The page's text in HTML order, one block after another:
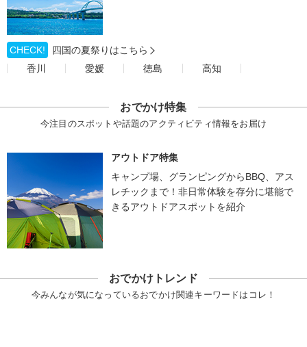
CHECK!
四国の夏祭りはこちら
香川
愛媛 徳島 高知
おでかけ特集
今注目のスポットや話題のアクティビティ情報をお届け
アウトドア特集
キャンプ場、グランピングからBBQ、アス
レチックまで！非日常体験を存分に堪能で
きるアウトドアスポットを紹介
おでかけトレンド
今みんなが気になっているおでかけ関連キーワードはコレ！